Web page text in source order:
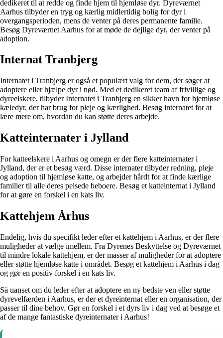
dedikeret til at redde og finde hjem til hjemløse dyr. Dyreværnet
Aarhus tilbyder en tryg og kærlig midlertidig bolig for dyr i
overgangsperioden, mens de venter på deres permanente familie.
Besøg Dyreværnet Aarhus for at møde de dejlige dyr, der venter på
adoption.
Internat Tranbjerg
Internatet i Tranbjerg er også et populært valg for dem, der søger at
adoptere eller hjælpe dyr i nød. Med et dedikeret team af frivillige og
dyreelskere, tilbyder Internatet i Tranbjerg en sikker havn for hjemløse
kæledyr, der har brug for pleje og kærlighed. Besøg internatet for at
lære mere om, hvordan du kan støtte deres arbejde.
Katteinternater i Jylland
For katteelskere i Aarhus og omegn er der flere katteinternater i
Jylland, der er et besøg værd. Disse internater tilbyder redning, pleje
og adoption til hjemløse katte, og arbejder hårdt for at finde kærlige
familier til alle deres pelsede beboere. Besøg et katteinternat i Jylland
for at gøre en forskel i en kats liv.
Kattehjem Århus
Endelig, hvis du specifikt leder efter et kattehjem i Aarhus, er der flere
muligheder at vælge imellem. Fra Dyrenes Beskyttelse og Dyreværnet
til mindre lokale kattehjem, er der masser af muligheder for at adoptere
eller støtte hjemløse katte i området. Besøg et kattehjem i Aarhus i dag
og gør en positiv forskel i en kats liv.
Så uanset om du leder efter at adoptere en ny bedste ven eller støtte
dyrevelfærden i Aarhus, er der et dyreinternat eller en organisation, der
passer til dine behov. Gør en forskel i et dyrs liv i dag ved at besøge et
af de mange fantastiske dyreinternater i Aarhus!